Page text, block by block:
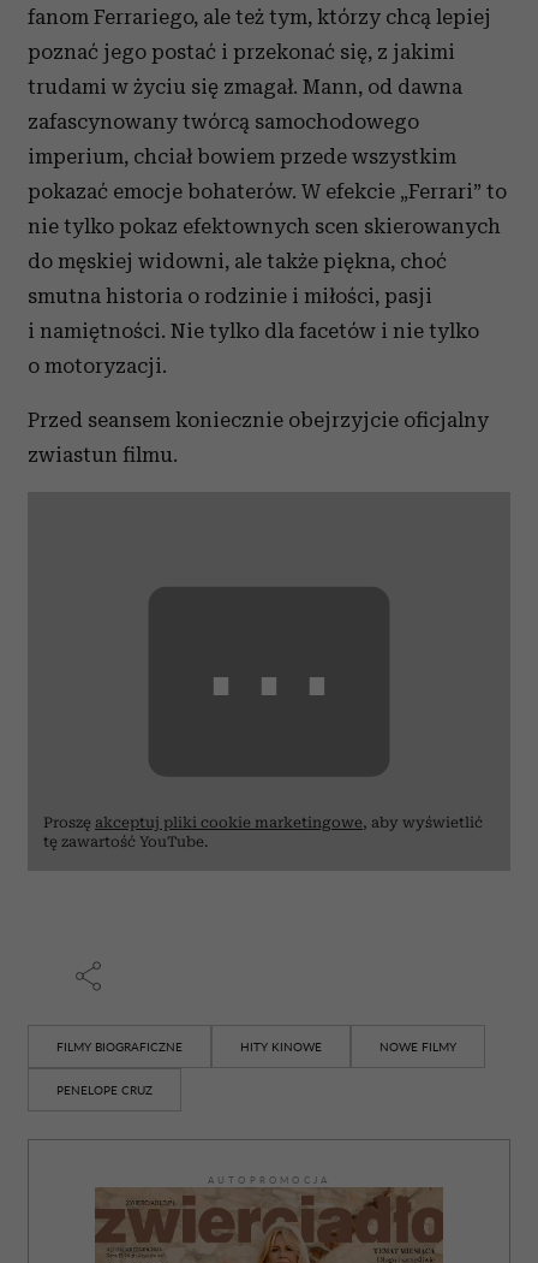
fanom Ferrariego, ale też tym, którzy chcą lepiej
poznać jego postać i przekonać się, z jakimi
trudami w życiu się zmagał. Mann, od dawna
zafascynowany twórcą samochodowego
imperium, chciał bowiem przede wszystkim
pokazać emocje bohaterów. W efekcie „Ferrari” to
nie tylko pokaz efektownych scen skierowanych
do męskiej widowni, ale także piękna, choć
smutna historia o rodzinie i miłości, pasji
i namiętności. Nie tylko dla facetów i nie tylko
o motoryzacji.
Przed seansem koniecznie obejrzyjcie oficjalny
zwiastun filmu.
⋯
Proszę akceptuj pliki cookie marketingowe, aby wyświetlić
tę zawartość YouTube.
FILMY BIOGRAFICZNE HITY KINOWE NOWE FILMY
PENELOPE CRUZ
AUTOPROMOCJA